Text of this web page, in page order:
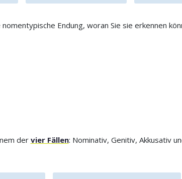
Endung, woran Sie sie erkennen
dervier Fällen: Nominativ, Genitiv, Akkusativ